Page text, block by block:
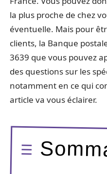
la plus proche de chez
éventuelle. Mais pour
clients, la Banque
3639 que vous pouvez
des questions sur les
notamment en ce qui
article va vous éclairer.